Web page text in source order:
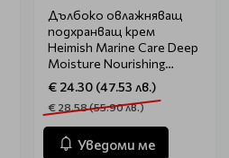
Дълбоко овлажняващ
подхранващ крем
Heimish Marine Care Deep
Moisture Nourishing
Melting Cream 55ml
€ 24.30 (47.53 лв.)
€ 28.58 (55.90 лв.)
Уведоми ме